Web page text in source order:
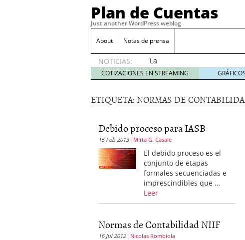
Plan de Cuentas
Just another WordPress weblog
About Notas de prensa
NOTICIAS:
La
elección
del
seguro
es tuya
17, 2015
Ventajas de las Tarjetas de
Aportes de capital junio 17,
¿Qué es el análisis financiero?
¿Quién debe firmar un acta
COTIZACIONES EN STREAMING
ETIQUETA: NORMAS DE
Debido proceso para IASB
15 Feb 2013 Mirta G. Casale
El debido proceso es el
conjunto de etapas
formales secuenciadas e
imprescindibles que …
Leer
Normas de Contabilidad NIIF
16 Jul 2012 Nicolas Rombiola